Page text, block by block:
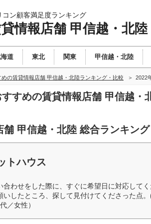
コン顧客満足度ランキング
情報店舗 甲信越・北陸
道 東北 関東 甲信越・北陸
めの賃貸情報店舗 甲信越・北陸ランキング・比較 2022
すすめの賃貸情報店舗 甲信越・
舗 甲信越・北陸 総合ランキング
トハウス
合わせをした際に、すぐに希望日に対応して
いしたところ、探して見付けてくださった点
／女性）